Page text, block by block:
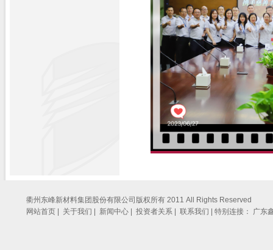
衢州东峰新材料集团股份有限公司版权所有 2011 All Rights Reserved
网站首页 |
关于我们 | 新闻中心 | 投资者关系 | 联系我们 | 特别连接： 广东